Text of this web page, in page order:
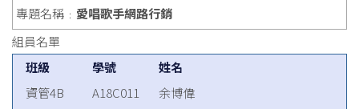
專題名稱﹕ 愛唱歌手網路行銷
組員名單
班級
學號
姓名
資管4B
A18C011
余博偉